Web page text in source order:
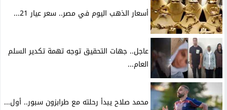
أسعار الذهب اليوم في مصر.. سعر عيار 21...
عاجل.. جهات التحقيق توجه تهمة تكدير السلم
العام...
محمد صلاح يبدأ رحلته مع طرابزون سبور.. أول...